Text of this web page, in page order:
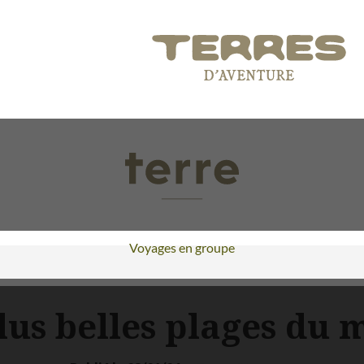
Voyages en groupe
belles plages du